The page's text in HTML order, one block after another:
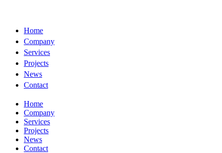
Home
Company
Services
Projects
News
Contact
Home
Company
Services
Projects
News
Contact